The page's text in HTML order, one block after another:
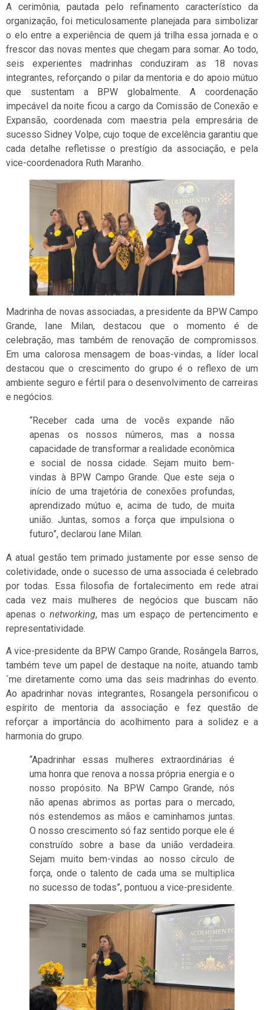
A cerimônia, pautada pelo refinamento característico da
organização, foi meticulosamente planejada para simbolizar
o elo entre a experiência de quem já trilha essa jornada e o
frescor das novas mentes que chegam para somar. Ao todo,
seis experientes madrinhas conduziram as 18 novas
integrantes, reforçando o pilar da mentoria e do apoio mútuo
que sustentam a BPW globalmente. A coordenação
impecável da noite ficou a cargo da Comissão de Conexão e
Expansão, coordenada com maestria pela empresária de
sucesso Sidney Volpe, cujo toque de excelência garantiu que
cada detalhe refletisse o prestígio da associação, e pela
vice-coordenadora Ruth Maranho.
Madrinha de novas associadas, a presidente da BPW Campo
Grande, Iane Milan, destacou que o momento é de
celebração, mas também de renovação de compromissos.
Em uma calorosa mensagem de boas-vindas, a líder local
destacou que o crescimento do grupo é o reflexo de um
ambiente seguro e fértil para o desenvolvimento de carreiras
e negócios.
“Receber cada uma de vocês expande não
apenas os nossos números, mas a nossa
capacidade de transformar a realidade econômica
e social de nossa cidade. Sejam muito bem-
vindas à BPW Campo Grande. Que este seja o
início de uma trajetória de conexões profundas,
aprendizado mútuo e, acima de tudo, de muita
união. Juntas, somos a força que impulsiona o
futuro”, declarou Iane Milan.
A atual gestão tem primado justamente por esse senso de
coletividade, onde o sucesso de uma associada é celebrado
por todas. Essa filosofia de fortalecimento em rede atrai
cada vez mais mulheres de negócios que buscam não
apenas o networking, mas um espaço de pertencimento e
representatividade.
A vice-presidente da BPW Campo Grande, Rosângela Barros,
também teve um papel de destaque na noite, atuando tamb
´me diretamente como uma das seis madrinhas do evento.
Ao apadrinhar novas integrantes, Rosangela personificou o
espírito de mentoria da associação e fez questão de
reforçar a importância do acolhimento para a solidez e a
harmonia do grupo.
“Apadrinhar essas mulheres extraordinárias é
uma honra que renova a nossa própria energia e o
nosso propósito. Na BPW Campo Grande, nós
não apenas abrimos as portas para o mercado,
nós estendemos as mãos e caminhamos juntas.
O nosso crescimento só faz sentido porque ele é
construído sobre a base da união verdadeira.
Sejam muito bem-vindas ao nosso círculo de
força, onde o talento de cada uma se multiplica
no sucesso de todas”, pontuou a vice-presidente.